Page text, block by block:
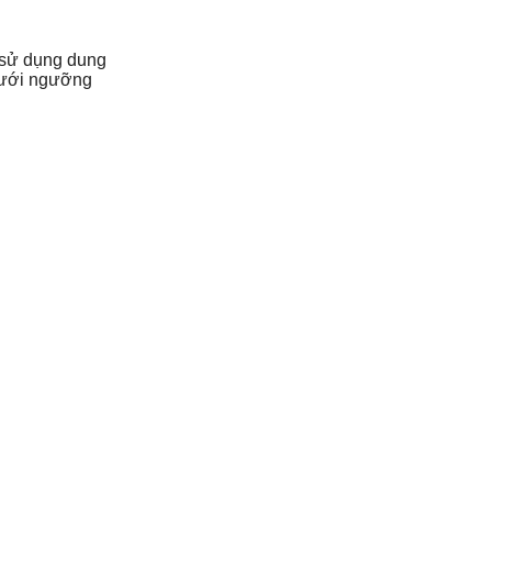
dụng dung
ngưỡng